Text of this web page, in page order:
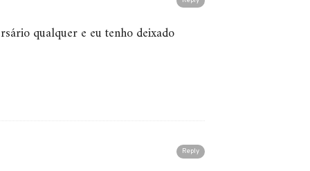
qualquer e eu tenho deixado
Reply